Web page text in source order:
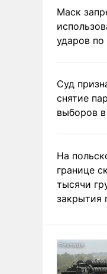
Маск
ударов
Суд
снятие
выборов
На
границе
тысячи
закрытия